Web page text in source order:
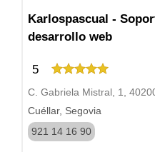
Karlospascual -
desarrollo web
5
C. Gabriela Mistral, 1,
Cuéllar, Segovia
921 14 16 90